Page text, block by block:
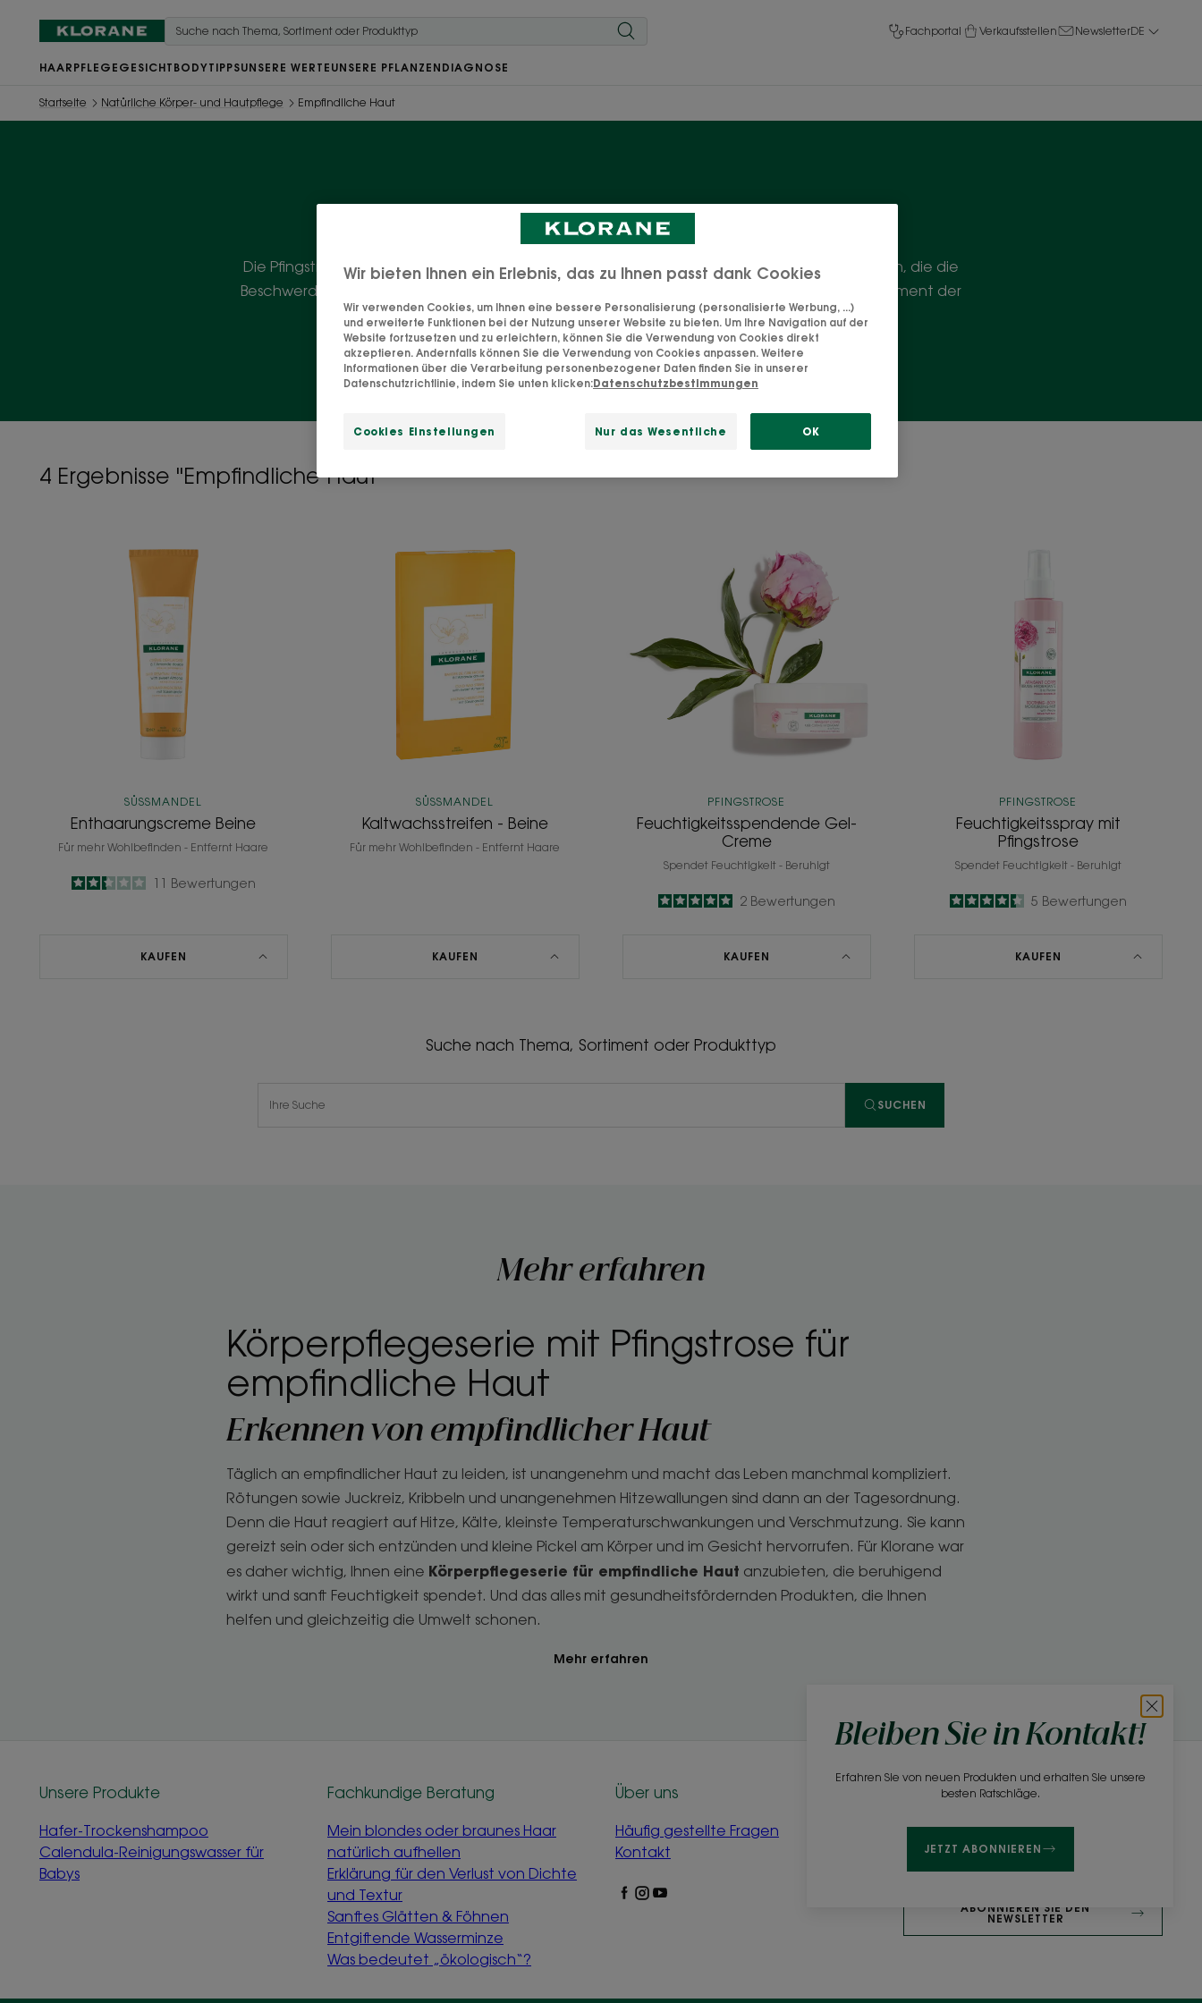
Fachportal Verkaufsstellen NewsletterDE
HAARPFLEGE GESICHT BODYTIPPSUNSERE WERTE UNSERE PFLANZEN DIAGNOSE
Startseite Natürliche Körper- und Hautpflege Empfindliche Haut
Empfindliche Haut
Die Pfingstrose, eine Wohltat für empfindliche Haut, in einer Reihe von Körperpflegeprodukten, die die
Beschwerden der empfindlichsten und trockensten Hauttypen beruhigen und lindern. Ein Moment der
Zartheit und Beruhigung für eine unterversorgte Haut.
4 Ergebnisse "Empfindliche Haut"
Beine
SÜSSMANDEL
Enthaarungscreme Beine
Für mehr Wohlbefinden - Entfernt Haare
2.4
/511 Bewertungen
KAUFEN
SÜSSMANDEL
Kaltwachsstreifen - Beine
Für mehr Wohlbefinden - Entfernt Haare
KAUFEN
Gel-
Creme
PFINGSTROSE
Feuchtigkeitsspendende Gel-
Creme
Spendet Feuchtigkeit - Beruhigt
5
/
5
2 Bewertungen
KAUFEN
PFINGSTROSE
Feuchtigkeitsspray mit
Pfingstrose
Spendet Feuchtigkeit - Beruhigt
4.4
/
5
5 Bewertungen
KAUFEN
Suche nach Thema, Sortiment oder Produkttyp
SUCHEN
Mehr erfahren
Körperpflegeserie mit Pfingstrose für
empfindliche Haut
Erkennen von empfindlicher Haut
Täglich an empfindlicher Haut zu leiden, ist unangenehm und macht das Leben manchmal kompliziert.
Rötungen sowie Juckreiz, Kribbeln und unangenehmen Hitzewallungen sind dann an der Tagesordnung.
Denn die Haut reagiert auf Hitze, Kälte, kleinste Temperaturschwankungen und Verschmutzung. Sie kann
gereizt sein oder sich entzünden und kleine Pickel am Körper und im Gesicht hervorrufen. Für Klorane war
es daher wichtig, Ihnen eine Körperpflegeserie für empfindliche Haut anzubieten, die beruhigend
wirkt und sanft Feuchtigkeit spendet. Und das alles mit gesundheitsfördernden Produkten, die Ihnen
helfen und gleichzeitig die Umwelt schonen.
Mehr erfahren
Bleiben Sie in Kontakt!
Erfahren Sie von neuen Produkten und erhalten Sie unsere
besten Ratschläge.
JETZT ABONNIEREN
Newsletter
informiert werden!
ABONNIEREN SIE DEN
NEWSLETTER
Unsere Produkte
Hafer-Trockenshampoo
Calendula-Reinigungswasser für
Babys
Fachkundige Beratung
Mein blondes oder braunes Haar
natürlich aufhellen
Erklärung für den Verlust von Dichte
und Textur
Sanftes Glätten & Föhnen
Entgiftende Wasserminze
Was bedeutet „ökologisch“?
Über uns
Häufig gestellte Fragen
Kontakt
Wir bieten Ihnen ein Erlebnis, das zu Ihnen passt dank Cookies
Wir verwenden Cookies, um Ihnen eine bessere Personalisierung (personalisierte Werbung, ...)
und erweiterte Funktionen bei der Nutzung unserer Website zu bieten. Um Ihre Navigation auf der
Website fortzusetzen und zu erleichtern, können Sie die Verwendung von Cookies direkt
akzeptieren. Andernfalls können Sie die Verwendung von Cookies anpassen. Weitere
Informationen über die Verarbeitung personenbezogener Daten finden Sie in unserer
Datenschutzrichtlinie, indem Sie unten klicken:Datenschutzbestimmungen
Cookies Einstellungen Nur das Wesentliche OK